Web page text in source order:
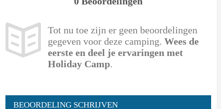
Tot nu toe zijn er geen beoordelingen
gegeven voor deze camping. Wees de
eerste en deel je ervaringen met
Holiday Camp.
BEOORDELING SCHRIJVEN